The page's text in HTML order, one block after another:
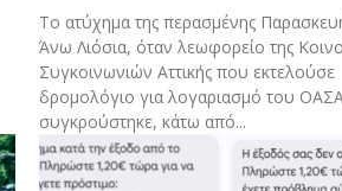
Το ατύχημα της περασμένης
Άνω Λιόσια, όταν λεωφορείο της
Συγκοινωνιών Αττικής που εκτελούσε
δρομολόγιο για λογαριασμό του
συγκρούστηκε, κάτω από...